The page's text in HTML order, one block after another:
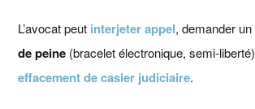
L’avocat peut interjeterappel, demander un
de peine (bracelet électronique, semi-
effacement de casier judiciaire.